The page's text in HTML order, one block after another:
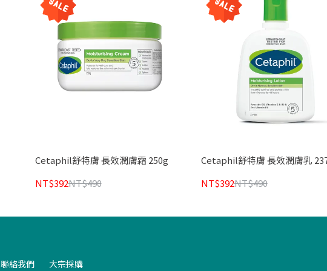
Cetaphil舒特膚 長效潤膚霜 250g
NT$392NT$490
Cetaphil舒特膚 長效潤膚乳
NT$392NT$490
聯絡我們 大宗採購